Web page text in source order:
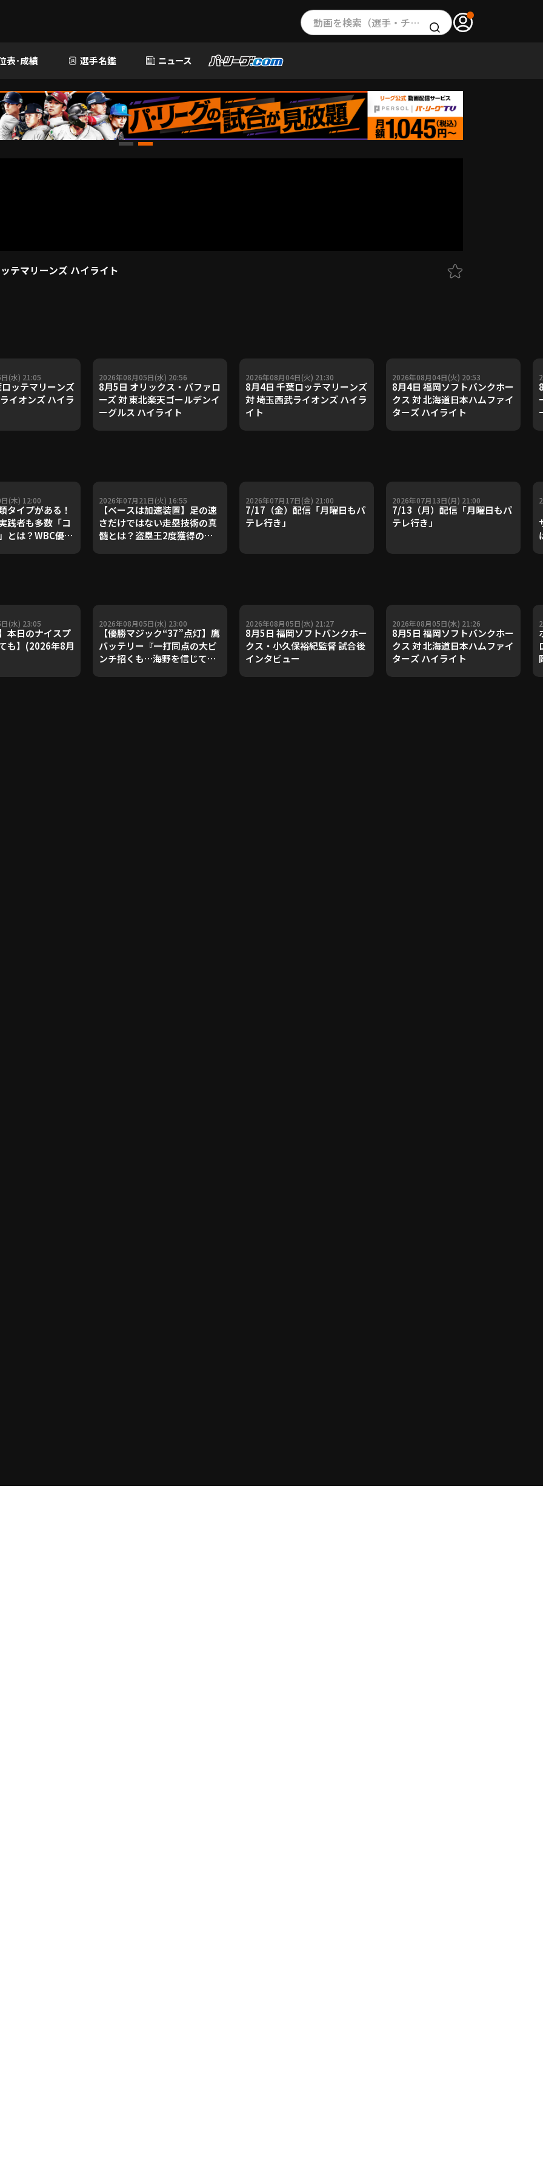
動画を検索（選手・チーム・プレー内容…）
表･成績 選手名鑑 ニュース
テマリーンズ ハイライト
(水) 21:05
ッテマリーンズ
イオンズ ハイラ
2026年08月05日(水) 20:56
8月5日 オリックス・バファロ
ーズ 対 東北楽天ゴールデンイ
ーグルス ハイライト
2026年08月04日(火) 21:30
8月4日 千葉ロッテマリーンズ
対 埼玉西武ライオンズ ハイラ
イト
2026年08月04日(火) 20:53
8月4日 福岡ソフトバンクホー
クス 対 北海道日本ハムファイ
ターズ ハイライト
(木) 12:00
タイプがある！
践者も多数「コ
とは？WBC優勝
2026年07月21日(火) 16:55
【ベースは加速装置】足の速
さだけではない走塁技術の真
髄とは？盗塁王2度獲得の金
2026年07月17日(金) 21:00
7/17（金）配信「月曜日もパ
テレ行き」
2026年07月13日(月) 21:00
7/13（月）配信「月曜日もパ
テレ行き」
(水) 23:05
本日のナイスプ
も】(2026年8月
2026年08月05日(水) 23:00
【優勝マジック“37”点灯】鷹
バッテリー『一打同点の大ピ
ンチ招くも…海野を信じてゼ
2026年08月05日(水) 21:27
8月5日 福岡ソフトバンクホー
クス・小久保裕紀監督 試合後
インタビュー
2026年08月05日(水) 21:26
8月5日 福岡ソフトバンクホー
クス 対 北海道日本ハムファイ
ターズ ハイライト